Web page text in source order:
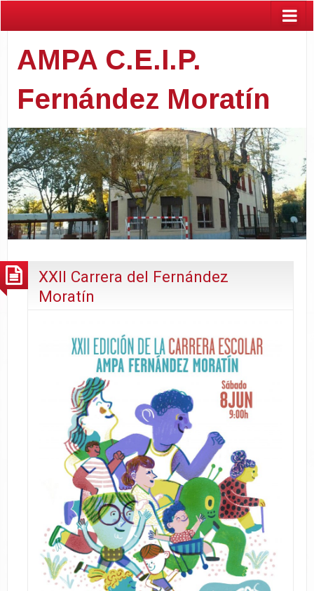
AMPA C.E.I.P.
Fernández Moratín
XXII Carrera del Fernández
Moratín